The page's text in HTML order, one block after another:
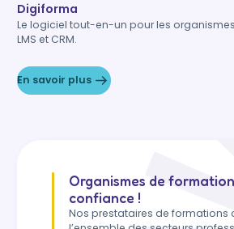
Digiforma
Le logiciel tout-en-un pour les
LMS et CRM.
En savoir plus
Organismes de
confiance !
Nos prestataires de formations